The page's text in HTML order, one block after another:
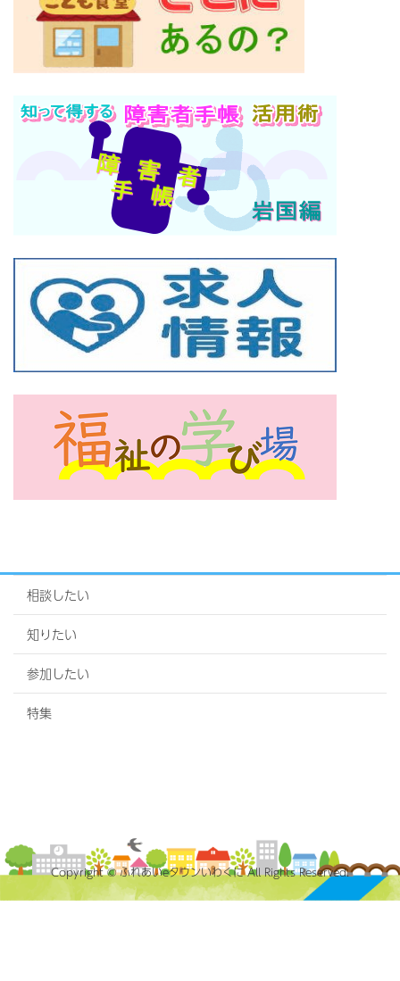
相談したい
知りたい
参加したい
特集
Copyright © ふれあいeタウンいわくに All Rights Reserved.